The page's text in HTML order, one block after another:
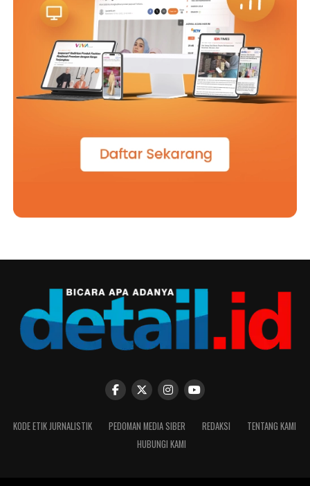
KODE ETIK JURNALISTIK PEDOMAN MEDIA SIBER REDAKSI
TENTANG KAMI
HUBUNGI KAMI